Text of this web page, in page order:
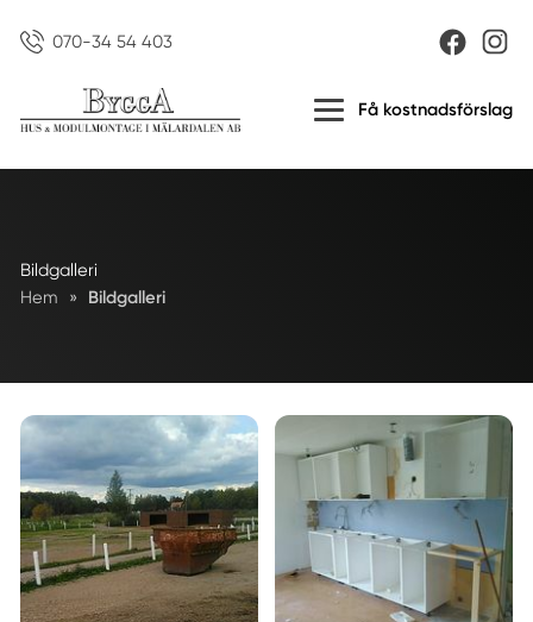
070-34 54 403
Få kostnadsförslag
Bildgalleri
Hem
» Bildgalleri